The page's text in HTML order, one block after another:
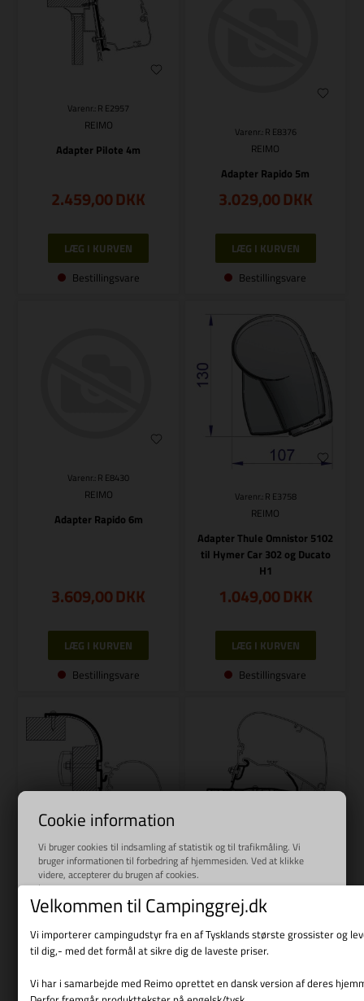
Cookie information
Vi bruger cookies til indsamling af statistik og til trafikmåling. Vi
bruger informationen til forbedring af hjemmesiden. Ved at klikke
videre, accepterer du brugen af cookies.
Læs mere
Varenr.: R E2957
REIMO
Adapter Pilote 4m
2.459,00DKK
Bestillingsvare
Varenr.: R E8376
REIMO
Adapter Rapido 5m
3.029,00DKK
Bestillingsvare
Varenr.: R E8430
REIMO
Adapter Rapido 6m
3.609,00DKK
Bestillingsvare
Varenr.: R E3758
REIMO
Adapter Thule Omnistor 5102
til Hymer Car 302 og Ducato
H1
1.049,00DKK
Bestillingsvare
Varenr.: R 426783
Adapter Thule Omnistor fortelt
Varenr.: R 426781
REIMO
Adapter Thule Omnistor
/ 9200
Velkommen til Campinggrej.dk
Vi importerer campingudstyr fra en af Tysklands største grossister og
til dig,- med det formål at sikre dig de laveste priser.
Vi har i samarbejde med Reimo oprettet en dansk version af deres